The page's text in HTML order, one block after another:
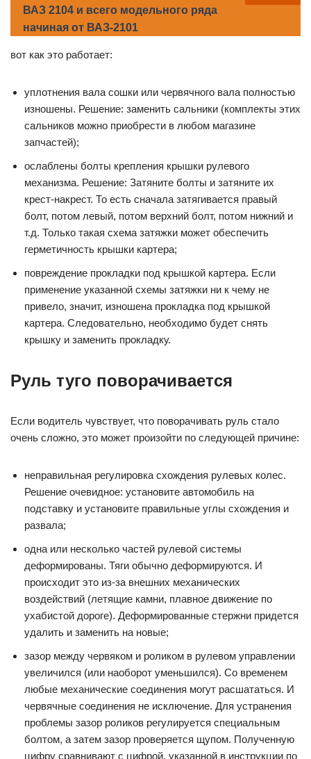
ВАЗ 2104 и всего модельного ряда
начиная от ВАЗ-2101
вот как это работает:
уплотнения вала сошки или червячного вала полностью
изношены. Решение: заменить сальники (комплекты этих
сальников можно приобрести в любом магазине
запчастей);
ослаблены болты крепления крышки рулевого
механизма. Решение: Затяните болты и затяните их
крест-накрест. То есть сначала затягивается правый
болт, потом левый, потом верхний болт, потом нижний и
т.д. Только такая схема затяжки может обеспечить
герметичность крышки картера;
повреждение прокладки под крышкой картера. Если
применение указанной схемы затяжки ни к чему не
привело, значит, изношена прокладка под крышкой
картера. Следовательно, необходимо будет снять
крышку и заменить прокладку.
Руль туго поворачивается
Если водитель чувствует, что поворачивать руль стало
очень сложно, это может произойти по следующей причине:
неправильная регулировка схождения рулевых колес.
Решение очевидное: установите автомобиль на
подставку и установите правильные углы схождения и
развала;
одна или несколько частей рулевой системы
деформированы. Тяги обычно деформируются. И
происходит это из-за внешних механических
воздействий (летящие камни, плавное движение по
ухабистой дороге). Деформированные стержни придется
удалить и заменить на новые;
зазор между червяком и роликом в рулевом управлении
увеличился (или наоборот уменьшился). Со временем
любые механические соединения могут расшататься. И
червячные соединения не исключение. Для устранения
проблемы зазор роликов регулируется специальным
болтом, а затем зазор проверяется щупом. Полученную
цифру сравнивают с цифрой, указанной в инструкции по